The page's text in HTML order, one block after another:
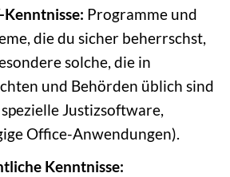
Kenntnisse: Programme und
die du sicher beherrschst,
solche, die in
und Behörden üblich sind
spezielle Justizsoftware,
Office-Anwendungen).
Kenntnisse: